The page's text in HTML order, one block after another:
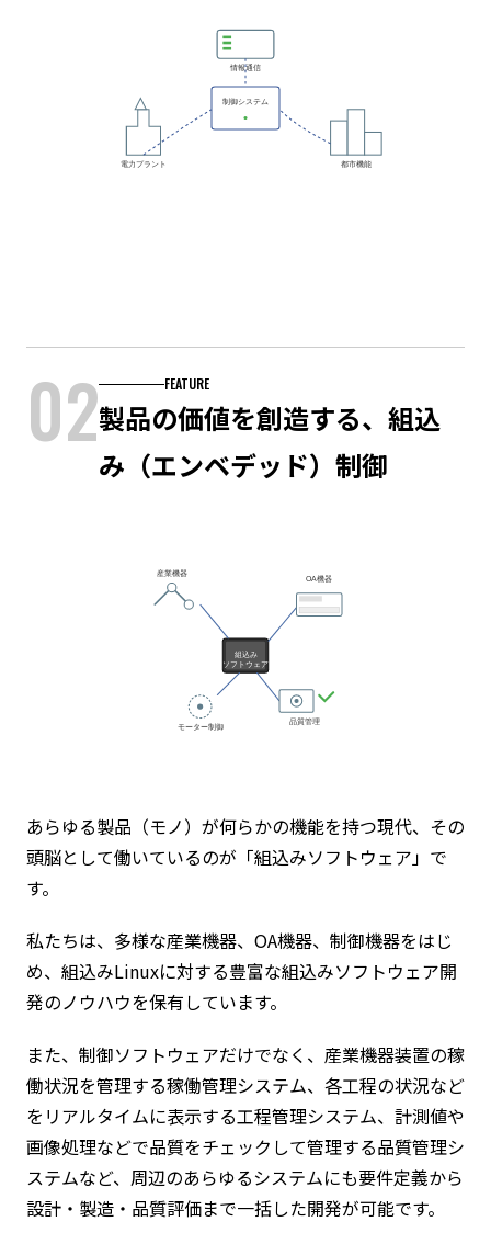
制御システム
電力プラント 都市機能
情報通信
02 FEATURE
製品の価値を創造する、組込
み（エンベデッド）制御
組込み
ソフトウェア
産業機器
OA機器
モーター制御
品質管理
あらゆる製品（モノ）が何らかの機能を持つ現代、その
頭脳として働いているのが「組込みソフトウェア」で
す。
私たちは、多様な産業機器、OA機器、制御機器をはじ
め、組込みLinuxに対する豊富な組込みソフトウェア開
発のノウハウを保有しています。
また、制御ソフトウェアだけでなく、産業機器装置の稼
働状況を管理する稼働管理システム、各工程の状況など
をリアルタイムに表示する工程管理システム、計測値や
画像処理などで品質をチェックして管理する品質管理シ
ステムなど、周辺のあらゆるシステムにも要件定義から
設計・製造・品質評価まで一括した開発が可能です。